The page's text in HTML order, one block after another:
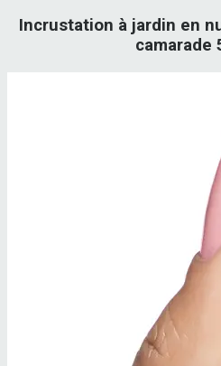
Incrustation à jardin en
camarade